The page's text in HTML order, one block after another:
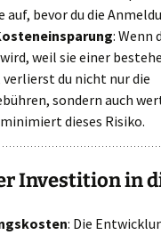
auf, bevor du die
: Wenn
weil sie einer
du nicht nur die
sondern auch
dieses Risiko.
Investition in
: Die